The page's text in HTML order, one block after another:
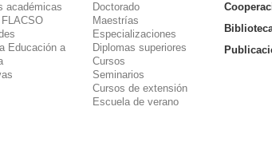
académicas
Educación a
Doctorado
Maestrías
Especializaciones
Diplomas superiores
Cursos
Seminarios
Cursos de extensión
Escuela de verano